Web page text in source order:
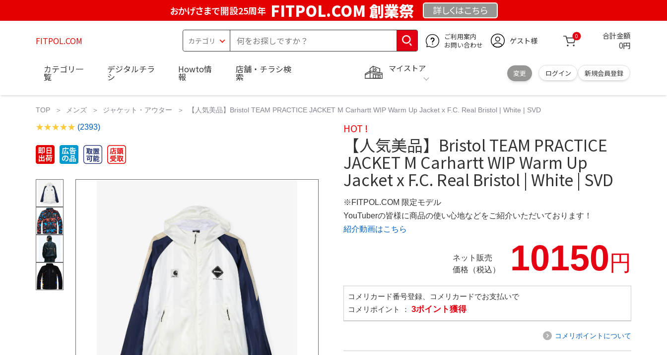
おかげさまで開設25周年 FITPOL.COM 創業祭 詳しくはこちら
FITPOL.COM
ご利用案内
お問い合わせ
ゲスト様 0 合計金額
0円
マイストア
変更 ログイン 新規会員登録
カテゴリ一
覧
デジタルチラ
シ
Howto情
報
店舗・チラシ検
索
TOP メンズ ジャケット・アウター 【人気美品】Bristol TEAM PRACTICE JACKET M Carhartt WIP Warm Up Jacket x F.C. Real Bristol | White | SVD
(2393) HOT !
【人気美品】Bristol TEAM PRACTICE
JACKET M Carhartt WIP Warm Up
Jacket x F.C. Real Bristol | White | SVD
※FITPOL.COM 限定モデル
YouTuberの皆様に商品の使い心地などをご紹介いただいております！
紹介動画はこちら
ネット販売
価格（税込）
10150円
コメリカード番号登録、コメリカードでお支払いで
コメリポイント ： 3ポイント獲得
コメリポイントについて